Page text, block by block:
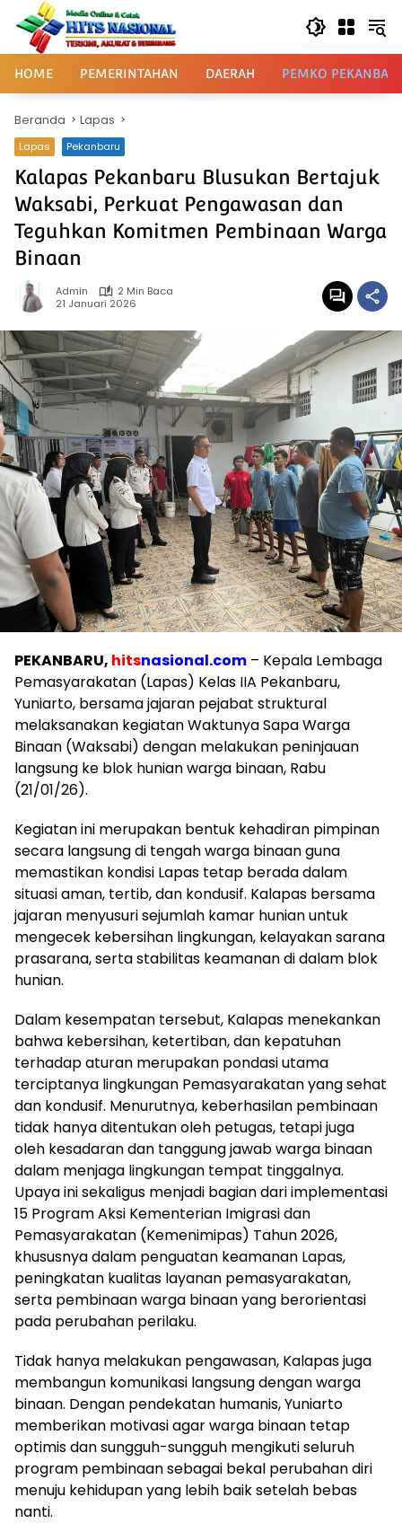
Langsung
konten
HOME PEMERINTAHAN DAERAH PEMKO
Beranda Lapas
Lapas Pekanbaru
Kalapas Pekanbaru Blusukan Bertajuk
Waksabi, Perkuat Pengawasan dan
Teguhkan Komitmen Pembinaan Warga
Binaan
Admin
2 Min Baca
21 Januari 2026
PEKANBARU, hitsnasional.com – Kepala Lembaga
Pemasyarakatan (Lapas) Kelas IIA Pekanbaru,
Yuniarto, bersama jajaran pejabat struktural
melaksanakan kegiatan Waktunya Sapa Warga
Binaan (Waksabi) dengan melakukan peninjauan
langsung ke blok hunian warga binaan, Rabu
(21/01/26).
Kegiatan ini merupakan bentuk kehadiran pimpinan
secara langsung di tengah warga binaan guna
memastikan kondisi Lapas tetap berada dalam
situasi aman, tertib, dan kondusif. Kalapas bersama
jajaran menyusuri sejumlah kamar hunian untuk
mengecek kebersihan lingkungan, kelayakan sarana
prasarana, serta stabilitas keamanan di dalam blok
hunian.
Dalam kesempatan tersebut, Kalapas menekankan
bahwa kebersihan, ketertiban, dan kepatuhan
terhadap aturan merupakan pondasi utama
terciptanya lingkungan Pemasyarakatan yang sehat
dan kondusif. Menurutnya, keberhasilan pembinaan
tidak hanya ditentukan oleh petugas, tetapi juga
oleh kesadaran dan tanggung jawab warga binaan
dalam menjaga lingkungan tempat tinggalnya.
Upaya ini sekaligus menjadi bagian dari implementasi
15 Program Aksi Kementerian Imigrasi dan
Pemasyarakatan (Kemenimipas) Tahun 2026,
khususnya dalam penguatan keamanan Lapas,
peningkatan kualitas layanan pemasyarakatan,
serta pembinaan warga binaan yang berorientasi
pada perubahan perilaku.
Tidak hanya melakukan pengawasan, Kalapas juga
membangun komunikasi langsung dengan warga
binaan. Dengan pendekatan humanis, Yuniarto
memberikan motivasi agar warga binaan tetap
optimis dan sungguh-sungguh mengikuti seluruh
program pembinaan sebagai bekal perubahan diri
menuju kehidupan yang lebih baik setelah bebas
nanti.